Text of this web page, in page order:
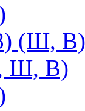
(Ш, В)
Ш, В)